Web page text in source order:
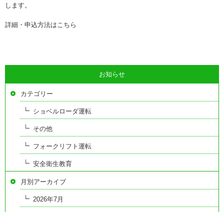
します。
詳細・申込方法はこちら
お知らせ
カテゴリー
ショベルローダ運転
その他
フォークリフト運転
安全衛生教育
月別アーカイブ
2026年7月